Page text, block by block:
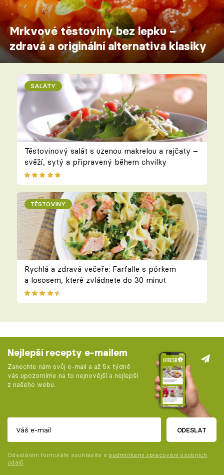
Mrkvové těstoviny bez lepku –
zdravá a originální alternativa klasiky
SALÁTY
Těstovinový salát s uzenou makrelou a rajčaty –
svěží, sytý a připravený během chvilky
TĚSTOVINY
Rychlá a zdravá večeře: Farfalle s pórkem
a lososem, které zvládnete do 30 minut
Nejlepší recepty e-mailem
Zanechte nám svůj e-mail a až 5x týdně
vás upozorníme na to nejnovější a nejlepší
z našeho webu.
ODESLAT
Odesláním formuláře souhlasíte s podmínkami zpracování osobních
údajů